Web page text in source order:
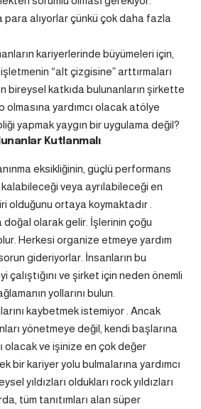
alıyorlar çünkü çok daha fazla
kariyerlerinde büyümeleri için,
“alt çizgisine” arttırmaları
bireysel katkıda bulunanların şirkette
olmasına yardımcı olacak atölye
yapmak yaygın bir uygulama değil?
Kutlanmalı
eksikliğinin, güçlü performans
veya ayrılabileceği en
olduğunu ortaya koymaktadır .
doğal olarak gelir. İşlerinin çoğu
Herkesi organize etmeye yardım
gideriyorlar. İnsanların bu
çalıştığını ve şirket için neden önemli
yollarını bulun.
kaybetmek istemiyor . Ancak
yönetmeye değil, kendi başlarına
olacak ve işinize en çok değer
bir kariyer yolu bulmalarına yardımcı
yıldızları oldukları rock yıldızları
tüm tanıtımları alan süper